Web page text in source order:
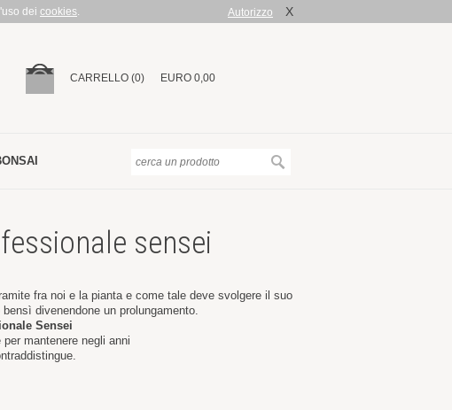
dei cookies. Autorizzo X
CARRELLO (0) EURO 0,00
sensei
fra noi e la pianta e come tale deve svolgere il suo
divenendone un prolungamento.
Sensei
mantenere negli anni